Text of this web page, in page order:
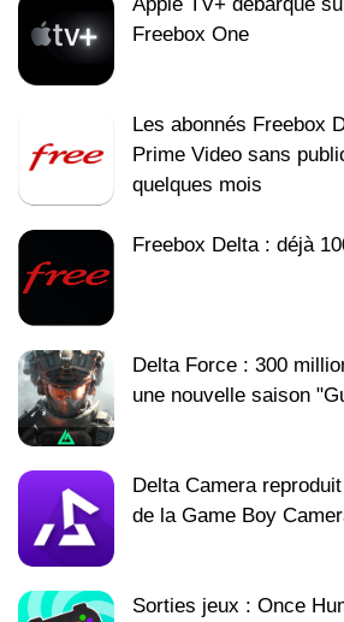
Freebox One
Les abonnés Freebox
Prime Video sans
quelques mois
Freebox Delta : déjà
Delta Force : 300
une nouvelle saison
Delta Camera
de la Game Boy
Sorties jeux : Once